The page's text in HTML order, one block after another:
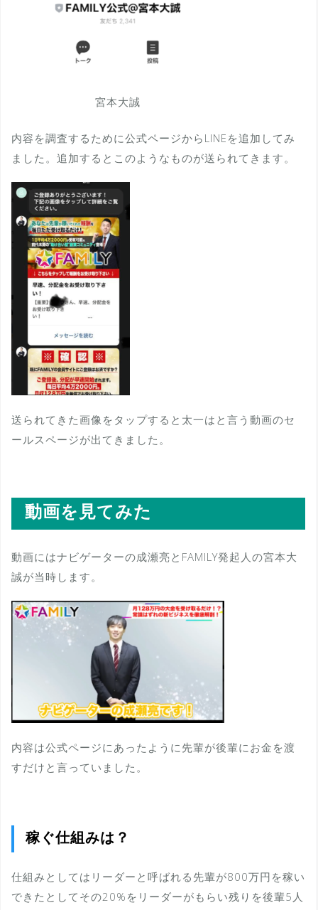
宮本大誠
内容を調査するために公式ページからLINEを追加してみ
ました。追加するとこのようなものが送られてきます。
送られてきた画像をタップすると太一はと言う動画のセ
ールスページが出てきました。
動画を見てみた
動画にはナビゲーターの成瀬亮とFAMILY発起人の宮本大
誠が当時します。
内容は公式ページにあったように先輩が後輩にお金を渡
すだけと言っていました。
稼ぐ仕組みは？
仕組みとしてはリーダーと呼ばれる先輩が800万円を稼い
できたとしてその20%をリーダーがもらい残りを後輩5人